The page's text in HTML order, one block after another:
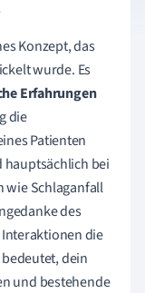
Konzept, das
wurde. Es
Erfahrungen
die
Patienten
hauptsächlich bei
wie Schlaganfall
des
die
dein
und bestehende